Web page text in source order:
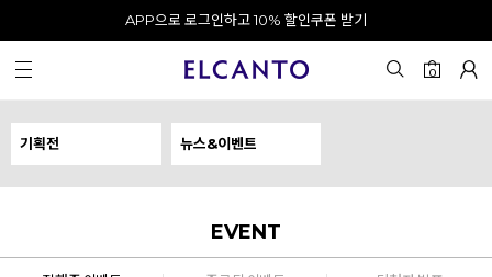
오전 10시 이전 결제 완료 시 오늘 출발!
회원가입 시 최대 20% 쿠폰 지급
카카오 채널 추가 시 10% 쿠폰 증정
APP으로 로그인하고 10% 할인쿠폰 받기
0
뉴스&이벤트
기획전 뉴스&이벤트
EVENT